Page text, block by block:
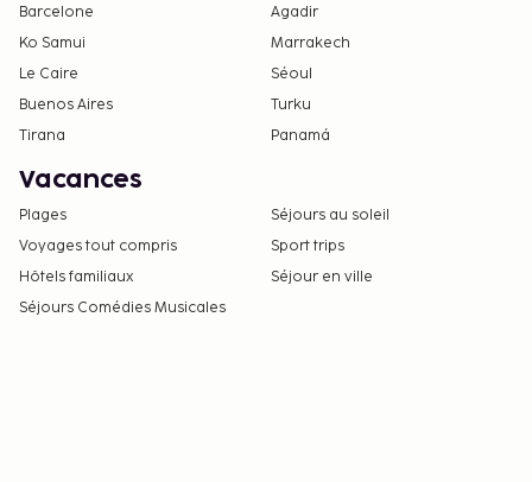
Barcelone
Agadir
Ko Samui
Marrakech
Le Caire
Séoul
Buenos Aires
Turku
Tirana
Panamá
Vacances
Plages
Séjours au soleil
Voyages tout compris
Sport trips
Hôtels familiaux
Séjour en ville
Séjours Comédies Musicales